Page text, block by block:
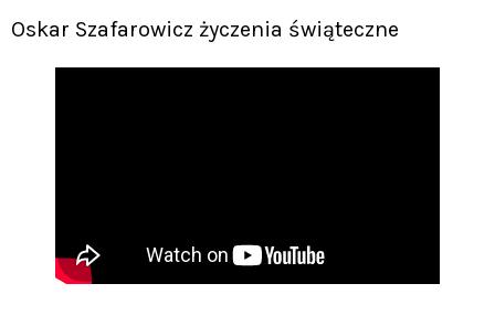
Oskar Szafarowicz życzenia świąteczne